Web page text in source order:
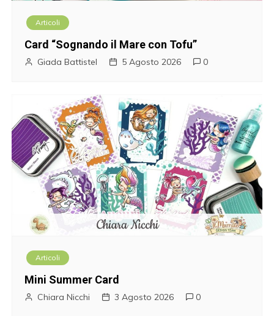
a
r
t
Articoli
Card “Sognando il Mare con Tofu”
Giada Battistel 5 Agosto 2026 0
Articoli
Mini Summer Card
Chiara Nicchi 3 Agosto 2026 0